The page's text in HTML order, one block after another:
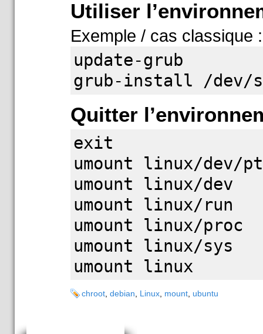
Utiliser
Exemple / cas classique
update-grub
grub-install /dev/
Quitter
exit
umount linux/dev/
umount linux/dev
umount linux/run
umount linux/proc
umount linux/sys
umount linux
chroot, debian, Linux, mount, ubuntu